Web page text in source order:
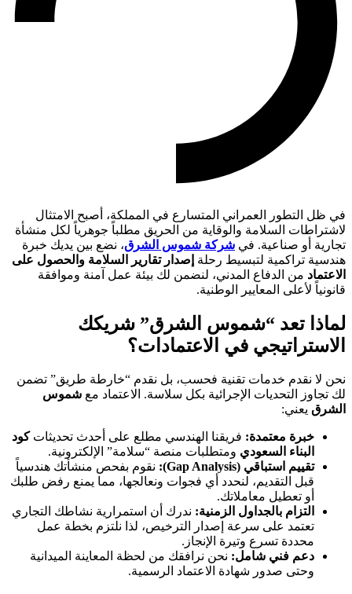
في ظل التطور العمراني المتسارع في المملكة، أصبح الامتثال
لاشتراطات السلامة والوقاية من الحريق مطلباً جوهرياً لكل منشأة
تجارية أو صناعية. في شركة شموس الشرق، نضع بين يديك خبرة
هندسية تراكمية لتبسيط رحلة إصدار تقارير السلامة والحصول على
الاعتماد من الدفاع المدني، لنضمن لك بيئة عمل آمنة وموافقة
قانونياً لأعلى المعايير الوطنية.
لماذا تعد “شموس الشرق” شريكك
الاستراتيجي في الاعتمادات؟
نحن لا نقدم خدمات تقنية فحسب، بل نقدم “خارطة طريق” تضمن
لك تجاوز التحديات الإجرائية بكل سلاسة. الاعتماد مع شموس
الشرق يعني:
خبرة معتمدة: فريقنا الهندسي مطلع على أحدث تحديثاتكود
البناء السعودي ومتطلبات منصة “سلامة” الإلكترونية.
تقييم استباقي (Gap Analysis):
نقوم بفحص منشأتك هندسياً
قبل التقديم، لنحدد أي فجوات ونعالجها، مما يمنع رفض طلبك
أو تعطيل معاملاتك.
التزام بالجداول الزمنية: ندرك أن استمرارية نشاطك التجاري
تعتمد على سرعة إصدار الترخيص، لذا نلتزم بخطة عمل
محددة تسرع وتيرة الإنجاز.
دعم فني شامل: نحن نرافقك من لحظة المعاينة الميدانية
وحتى صدور شهادة الاعتماد الرسمية.